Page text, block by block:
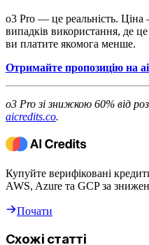
o3 Pro — це реальність.
випадків використання, де
ви платите якомога менше.
Отримайте пропозицію на
o3 Pro зі знижкою 60% від
aicredits.co.
Купуйте верифіковані
AWS, Azure та GCP за
Почати
Схожі статті